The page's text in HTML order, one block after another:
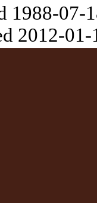
1988-07-
2012-01-